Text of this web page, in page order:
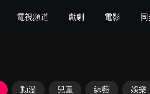
電視頻道 戲劇 電影
動漫 兒童 綜藝 娛樂